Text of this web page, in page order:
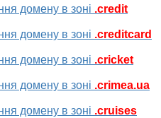
домену в зоні .credit
домену в зоні .creditcard
домену в зоні .cricket
домену в зоні .crimea.ua
домену в зоні .cruises